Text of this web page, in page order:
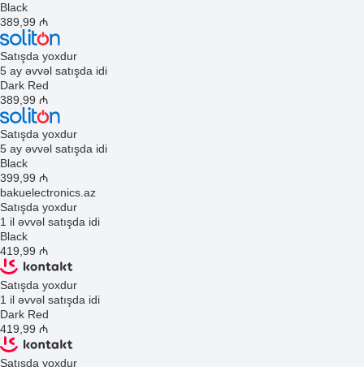
Black
389 ,99 ₼
Satışda yoxdur
5 ay əvvəl satışda idi
Dark Red
389 ,99 ₼
Satışda yoxdur
5 ay əvvəl satışda idi
Black
399 ,99 ₼
bakuelectronics.az
Satışda yoxdur
1 il əvvəl satışda idi
Black
419 ,99 ₼
Satışda yoxdur
1 il əvvəl satışda idi
Dark Red
419 ,99 ₼
Satışda yoxdur